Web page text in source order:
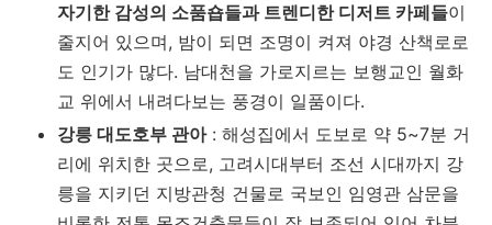
자기한 감성의 소품숍들과 트렌디한 디저트 카페들이
줄지어 있으며, 밤이 되면 조명이 켜져 야경 산책로로
도 인기가 많다. 남대천을 가로지르는 보행교인 월화
교 위에서 내려다보는 풍경이 일품이다.
강릉 대도호부 관아: 해성집에서 도보로 약 5~7분 거
리에 위치한 곳으로, 고려시대부터 조선 시대까지 강
릉을 지키던 지방관청 건물로 국보인 임영관 삼문을